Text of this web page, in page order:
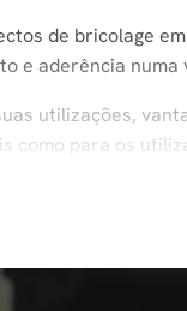
de bricolage
e aderência numa
utilizações,
como para os
de uso geral